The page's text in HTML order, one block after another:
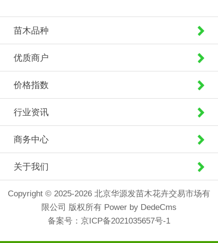
苗木品种
优质商户
价格指数
行业资讯
商务中心
关于我们
Copyright © 2025-2026 北京华源发苗木花卉交易市场有
限公司 版权所有 Power by DedeCms
备案号： 京ICP备2021035657号-1